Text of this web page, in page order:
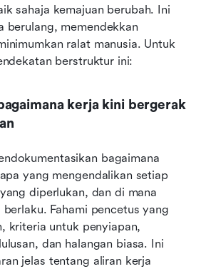
sahaja kemajuan berubah. Ini
berulang, memendekkan
ralat manusia. Untuk
berstruktur ini:
kerja kini bergerak
bagaimana
yang mengendalikan setiap
diperlukan, dan di mana
Fahami pencetus yang
kriteria untuk penyiapan,
dan halangan biasa. Ini
jelas tentang aliran kerja